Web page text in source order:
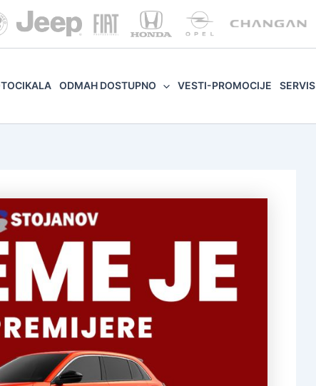
ODMAH DOSTUPNO VESTI-PROMOCIJE SERVIS